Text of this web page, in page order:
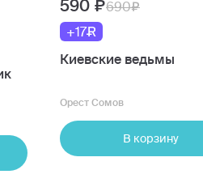
590
690
+17
Киевские ведьмы
Орест Сомов
В корзину